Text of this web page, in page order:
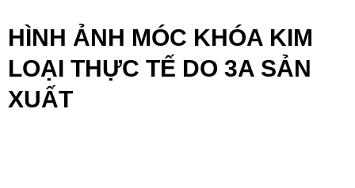
HÌNH ẢNH MÓC KHÓA KIM
LOẠI THỰC TẾ DO 3A SẢN
XUẤT